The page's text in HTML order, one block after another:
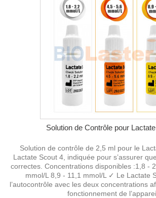
Solution de Contrôle pour
Solution de contrôle de 2,5 ml pour le
Lactate Scout 4, indiquée pour s’assurer
correctes. Concentrations disponibles :1,8 -
mmol/L 8,9 - 11,1 mmol/L ✓ Le Lactate
l’autocontrôle avec les deux concentrations
fonctionnement de